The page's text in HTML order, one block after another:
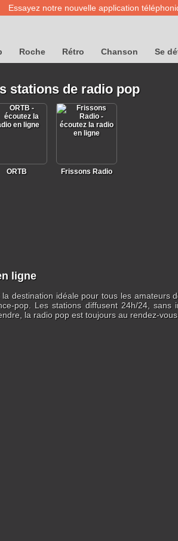
Essayez notre nouvelle application
Roche Rétro Chanson Se
stations de radio pop
ORTB Frissons Radio
ligne
destination idéale pour tous les
pop. Les stations diffusent 24h/24,
la radio pop est toujours au rendez-vous.